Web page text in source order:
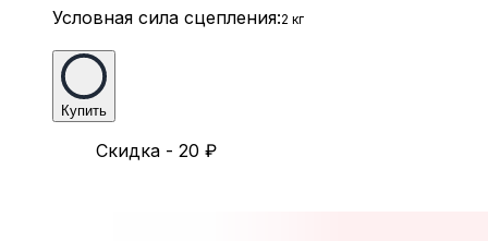
Условная сила сцепления:2 кг
Купить
Скидка - 20 ₽